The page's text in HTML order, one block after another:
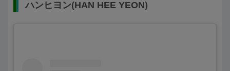
ハンヒヨン(HAN HEE YEON)